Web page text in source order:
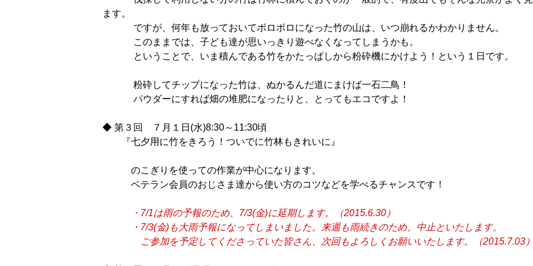
ます。
ですが、何年も放っておいてボロボロになった竹の山は、いつ崩れるかわかりません。
このままでは、子ども達が思いっきり遊べなくなってしまうかも。
ということで、いま積んである竹をかたっぱしから粉砕機にかけよう！という１日です。
粉砕してチップになった竹は、ぬかるんだ道にまけば一石二鳥！
パウダーにすれば畑の堆肥になったりと、とってもエコですよ！
◆ 第３回 ７月１日(水)8:30～11:30頃
『七夕用に竹をきろう！ついでに竹林もきれいに』
のこぎりを使っての作業が中心になります。
ベテラン会員のおじさま達から使い方のコツなどを学べるチャンスです！
・7/1は雨の予報のため、7/3(金)に延期します。（2015.6.30）
・7/3(金)も大雨予報になってしまいました。来週も雨続きのため、中止といたします。
ご参加を予定してくださっていた皆さん、次回もよろしくお願いいたします。（2015.7.03